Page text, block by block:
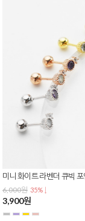
6,000원 35% ↓
3,900원